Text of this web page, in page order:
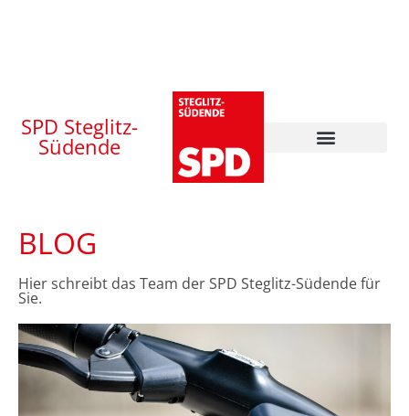
SPD Steglitz-
Südende
BLOG
Hier schreibt das Team der SPD Steglitz-Südende für
Sie.